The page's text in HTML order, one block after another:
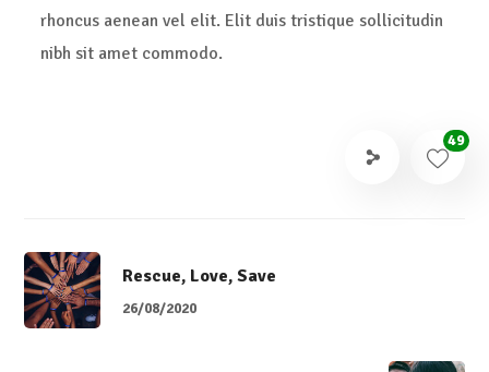
rhoncus aenean vel elit. Elit duis tristique sollicitudin
nibh sit amet commodo.
49
Rescue, Love, Save
26/08/2020